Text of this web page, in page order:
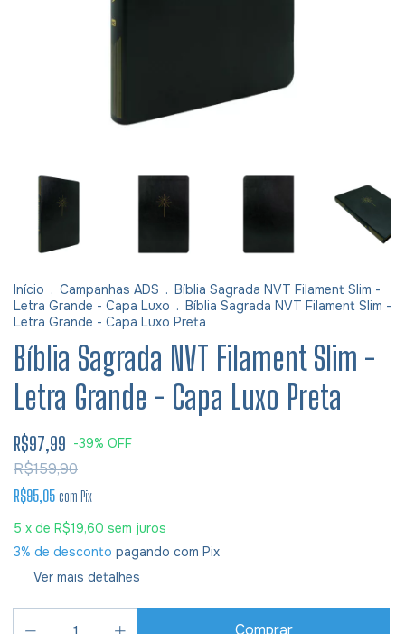
Início . Campanhas ADS . Bíblia Sagrada NVT Filament Slim -
Letra Grande - Capa Luxo . Bíblia Sagrada NVT Filament Slim -
Letra Grande - Capa Luxo Preta
Bíblia Sagrada NVT Filament Slim -
Letra Grande - Capa Luxo Preta
R$97,99 -39% OFF
R$159,90
R$95,05 com Pix
5 x de R$19,60 sem juros
3% de desconto pagando com Pix
Ver mais detalhes